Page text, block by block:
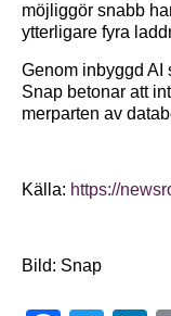
möjliggör snabb
ytterligare fyra
Genom inbyggd AI
Snap betonar att
merparten av
Källa: https://
Bild: Snap